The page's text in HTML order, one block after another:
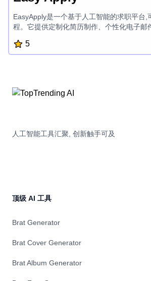
EasyApply是一个基于人工智能的求职平台,
程。它提供定制化简历制作、个性化电子邮
就业市场上占优势。
5
人工智能工具汇聚, 创新触手可及
顶级 AI 工具
Brat Generator
Brat Cover Generator
Brat Album Generator